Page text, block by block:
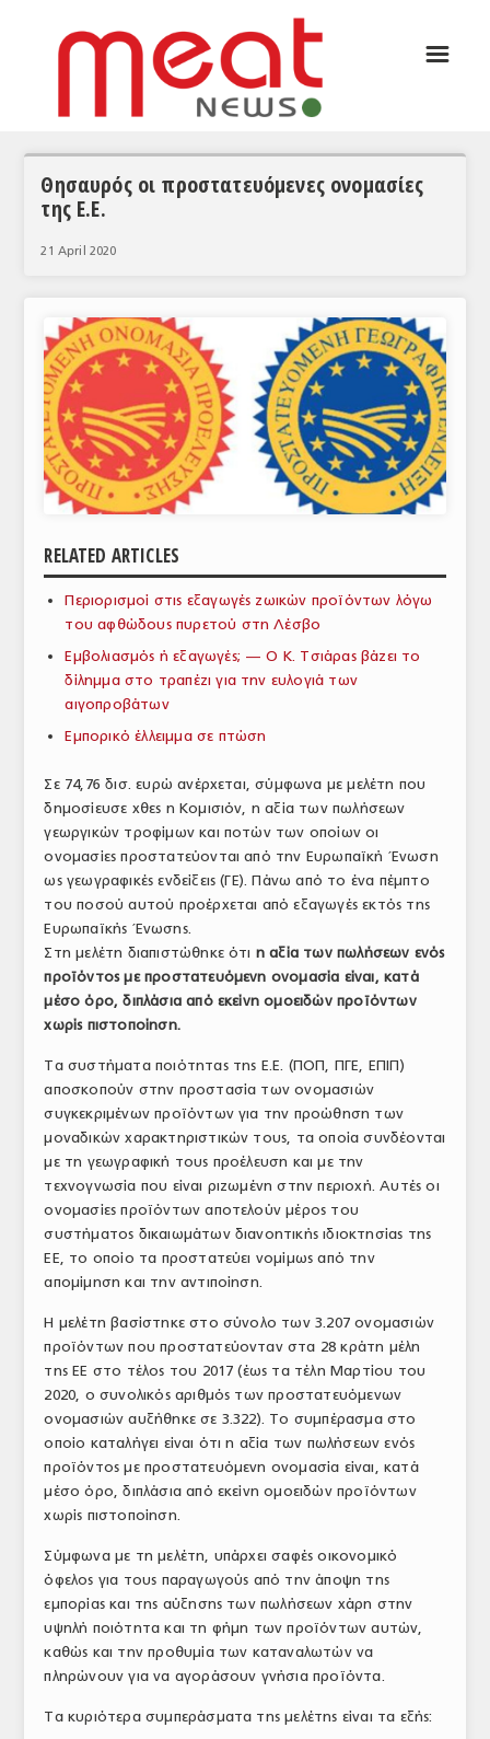
ΣΥΝΕΝΤΕΥΞΕΙΣ
ΘΕΜΑΤΑ
ΚΟΣΜΟΣ
ΕΙΔΗΣΕΙΣ
ΕΥΡΩΠΑΪΚΕΣ ΑΠΟΦΑΣΕΙΣ
ΘΕΜΑΤΑ
ΕΜΠΟΡΙΚΟΣ ΚΑΤΑΛΟΓΟΣ
ΠΑΡΑΓΩΓΗ & ΕΜΠΟΡΙΑ
ΣΦΑΓΕΙΑ
ΕΞΟΠΛΙΣΜΟΣ
ΥΠΗΡΕΣΙΕΣ
ΕΜΠΟΡΙΚΟΙ ΑΝΤΙΠΡΟΣΩΠΟΙ
ΕΥΡΩΠΑΪΚΗ ΝΟΜΟΘΕΣΙΑ
ΤΟ ΠΕΡΙΟΔΙΚΟ
ΑΡΧΕΙΟ ΤΕΥΧΩΝ
ΣΥΝΕΔΡΙΟ ΚΡΕΑΤΟΣ
☰
Θησαυρός οι προστατευόμενες ονομασίες
της Ε.Ε.
21 April 2020
RELATED ARTICLES
Περιορισμοί στις εξαγωγές ζωικών προϊόντων λόγω
του αφθώδους πυρετού στη Λέσβο
Εμβολιασμός ή εξαγωγές; — Ο Κ. Τσιάρας βάζει το
δίλημμα στο τραπέζι για την ευλογιά των
αιγοπροβάτων
Εμπορικό έλλειμμα σε πτώση
Σε 74,76 δισ. ευρώ ανέρχεται, σύμφωνα με μελέτη που
δημοσίευσε χθες η Κομισιόν, η αξία των πωλήσεων
γεωργικών τροφίμων και ποτών των οποίων οι
ονομασίες προστατεύονται από την Ευρωπαϊκή Ένωση
ως γεωγραφικές ενδείξεις (ΓΕ). Πάνω από το ένα πέμπτο
του ποσού αυτού προέρχεται από εξαγωγές εκτός της
Ευρωπαϊκής Ένωσης.
Στη μελέτη διαπιστώθηκε ότι η αξία των πωλήσεων ενός
προϊόντος με προστατευόμενη ονομασία είναι, κατά
μέσο όρο, διπλάσια από εκείνη ομοειδών προϊόντων
χωρίς πιστοποίηση.
Τα συστήματα ποιότητας της Ε.Ε. (ΠΟΠ, ΠΓΕ, ΕΠΙΠ)
αποσκοπούν στην προστασία των ονομασιών
συγκεκριμένων προϊόντων για την προώθηση των
μοναδικών χαρακτηριστικών τους, τα οποία συνδέονται
με τη γεωγραφική τους προέλευση και με την
τεχνογνωσία που είναι ριζωμένη στην περιοχή. Αυτές οι
ονομασίες προϊόντων αποτελούν μέρος του
συστήματος δικαιωμάτων διανοητικής ιδιοκτησίας της
ΕΕ, το οποίο τα προστατεύει νομίμως από την
απομίμηση και την αντιποίηση.
Η μελέτη βασίστηκε στο σύνολο των 3.207 ονομασιών
προϊόντων που προστατεύονταν στα 28 κράτη μέλη
της ΕΕ στο τέλος του 2017 (έως τα τέλη Μαρτίου του
2020, ο συνολικός αριθμός των προστατευόμενων
ονομασιών αυξήθηκε σε 3.322). Το συμπέρασμα στο
οποίο καταλήγει είναι ότι η αξία των πωλήσεων ενός
προϊόντος με προστατευόμενη ονομασία είναι, κατά
μέσο όρο, διπλάσια από εκείνη ομοειδών προϊόντων
χωρίς πιστοποίηση.
Σύμφωνα με τη μελέτη, υπάρχει σαφές οικονομικό
όφελος για τους παραγωγούς από την άποψη της
εμπορίας και της αύξησης των πωλήσεων χάρη στην
υψηλή ποιότητα και τη φήμη των προϊόντων αυτών,
καθώς και την προθυμία των καταναλωτών να
πληρώνουν για να αγοράσουν γνήσια προϊόντα.
Τα κυριότερα συμπεράσματα της μελέτης είναι τα εξής: